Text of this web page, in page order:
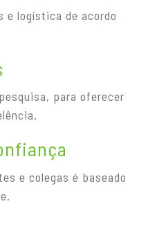
e logística de acordo
para oferecer
e colegas é baseado